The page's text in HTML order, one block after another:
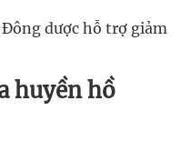
dược hỗ trợ giảm
huyền hồ